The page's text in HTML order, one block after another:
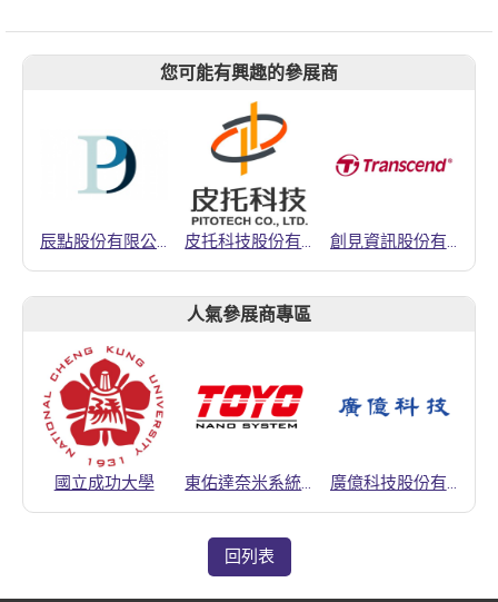
您可能有興趣的參展商
辰點股份有限公司 皮托科技股份有限公司 創見資訊股份有限公司
人氣參展商專區
國立成功大學 東佑達奈米系統股份有限公司 廣億科技股份有限公司
回列表